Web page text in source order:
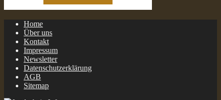
Home
Über uns
Kontakt
Impressum
Newsletter
Datenschutzerklärung
AGB
Sitemap